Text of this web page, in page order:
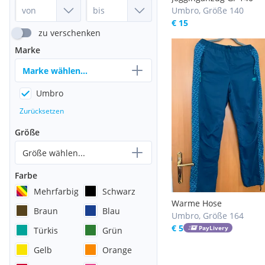
zu verschenken
Marke
Marke wählen...
Umbro
Zurücksetzen
Größe
Größe wählen...
Farbe
Mehrfarbig
Schwarz
Braun
Blau
Türkis
Grün
Gelb
Orange
Umbro, Größe 140
€ 15
Warme Hose
Umbro, Größe 164
€ 5
PayLivery